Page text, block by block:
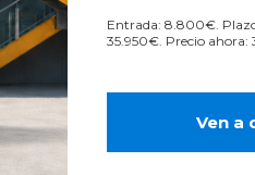
Entrada: 8.800€.
35.950€. Precio ahora:
Ven a